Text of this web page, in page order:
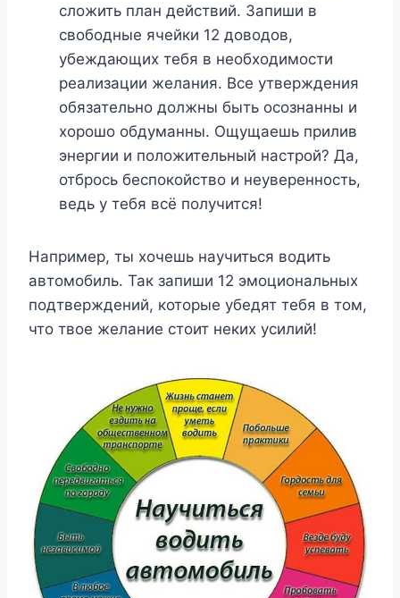
сложить план действий. Запиши в
свободные ячейки 12 доводов,
убеждающих тебя в необходимости
реализации желания. Все утверждения
обязательно должны быть осознанны и
хорошо обдуманны. Ощущаешь прилив
энергии и положительный настрой? Да,
отбрось беспокойство и неуверенность,
ведь у тебя всё получится!
Например, ты хочешь научиться водить
автомобиль. Так запиши 12 эмоциональных
подтверждений, которые убедят тебя в том,
что твое желание стоит неких усилий!